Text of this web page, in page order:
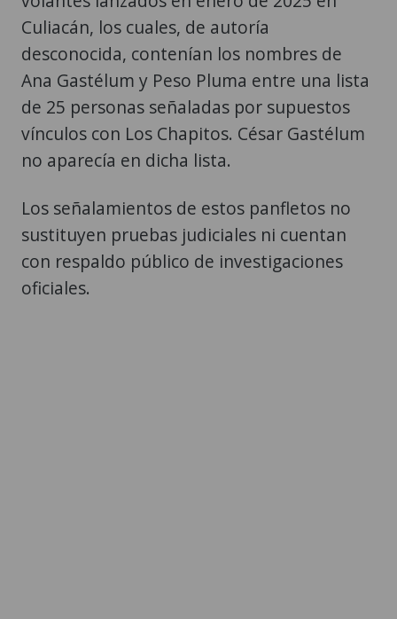
Culiacán, los cuales, de autoría
desconocida, contenían los nombres de
Ana Gastélum y Peso Pluma entre una lista
de 25 personas señaladas por supuestos
vínculos con Los Chapitos. César Gastélum
no aparecía en dicha lista.
Los señalamientos de estos panfletos no
sustituyen pruebas judiciales ni cuentan
con respaldo público de investigaciones
oficiales.